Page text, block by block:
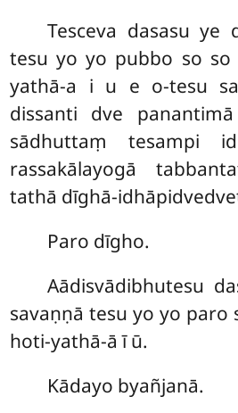
Tesceva dasasu ye
tesu yo yo pubbo so so
yathā-a i u e o-tesu
dissanti dve
sādhuttaṃ tesampi
rassakālayogā
tathā dīghā-
Paro dīgho.
Aādisvādibhutesu
savaṇṇā tesu yo yo paro
hoti-yathā-ā ī ū.
Kādayo byañjanā.